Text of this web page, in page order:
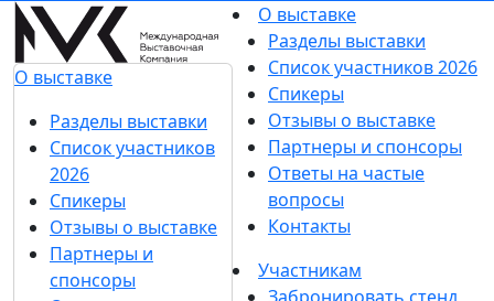
О выставке
Разделы выставки
Список участников
2026
Спикеры
Отзывы о выставке
Партнеры и
спонсоры
О выставке
Разделы выставки
Список участников 2026
Спикеры
Отзывы о выставке
Партнеры и спонсоры
Ответы на частые
вопросы
Контакты
Участникам